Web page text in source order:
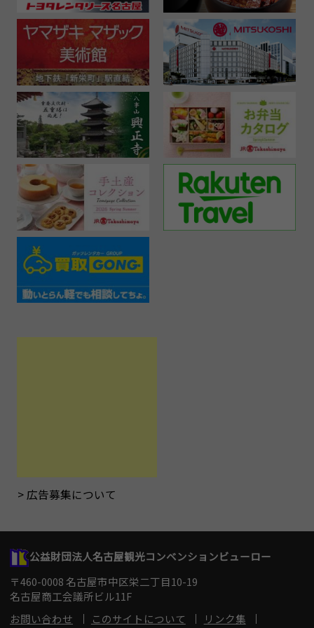
広告募集について
公益財団法人名古屋観光コンベンションビューロー
〒460-0008 名古屋市中区栄二丁目10-19
名古屋商工会議所ビル11F
お問い合わせ
このサイトについて
リンク集